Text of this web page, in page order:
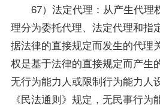
67）法定代理：从产生代理
理分为委托代理、法定代理和指
据法律的直接规定而发生的代理
权是基于法律的直接规定而产生
无行为能力人或限制行为能力人
《民法通则》规定，无民事行